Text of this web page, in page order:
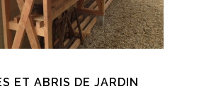
ET ABRIS DE JARDIN